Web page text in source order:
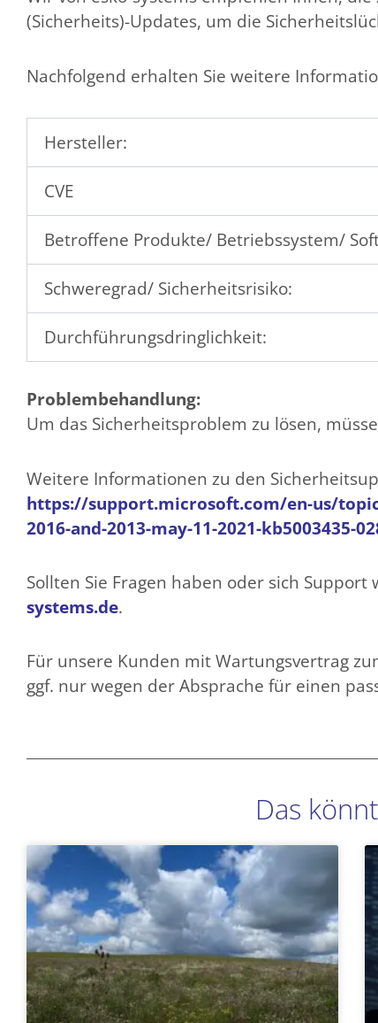
(Sicherheits)-Updates, um die
Nachfolgend erhalten Sie weitere
Hersteller:
CVE
Betroffene Produkte/ Betriebssystem/
Schweregrad/ Sicherheitsrisiko:
Durchführungsdringlichkeit:
Problembehandlung:
Um das Sicherheitsproblem zu lösen,
Weitere Informationen zu den
https://support.microsoft.com/en-us/
2016-and-2013-may-11-2021-kb5003435-
Sollten Sie Fragen haben oder sich
systems.de.
Für unsere Kunden mit Wartungsvertrag
ggf. nur wegen der Absprache für einen
Das